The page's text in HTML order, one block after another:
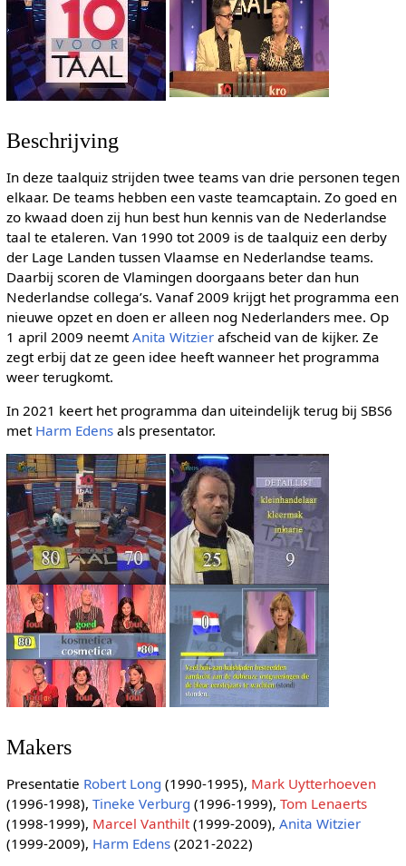
Beschrijving
In deze taalquiz strijden twee teams van drie personen tegen
elkaar. De teams hebben een vaste teamcaptain. Zo goed en
zo kwaad doen zij hun best hun kennis van de Nederlandse
taal te etaleren. Van 1990 tot 2009 is de taalquiz een derby
der Lage Landen tussen Vlaamse en Nederlandse teams.
Daarbij scoren de Vlamingen doorgaans beter dan hun
Nederlandse collega’s. Vanaf 2009 krijgt het programma een
nieuwe opzet en doen er alleen nog Nederlanders mee. Op
1 april 2009 neemtAnita Witzierafscheid van de kijker. Ze
zegt erbij dat ze geen idee heeft wanneer het programma
weer terugkomt.
In 2021 keert het programma dan uiteindelijk terug bij SBS6
met Harm Edensals presentator.
Makers
Presentatie Robert Long (1990-1995), Mark Uytterhoeven
(1996-1998), Tineke Verburg (1996-1999), Tom Lenaerts
(1998-1999), Marcel Vanthilt(1999-2009), Anita Witzier
(1999-2009), Harm Edens(2021-2022)